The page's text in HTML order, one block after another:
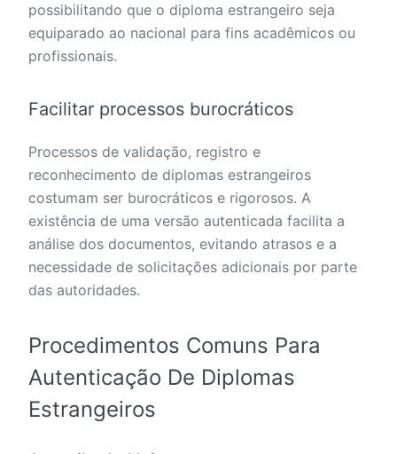
possibilitando que o diploma estrangeiro seja
equiparado ao nacional para fins acadêmicos ou
profissionais.
Facilitar processos burocráticos
Processos de validação, registro e
reconhecimento de diplomas estrangeiros
costumam ser burocráticos e rigorosos. A
existência de uma versão autenticada facilita a
análise dos documentos, evitando atrasos e a
necessidade de solicitações adicionais por parte
das autoridades.
Procedimentos Comuns Para
Autenticação De Diplomas
Estrangeiros